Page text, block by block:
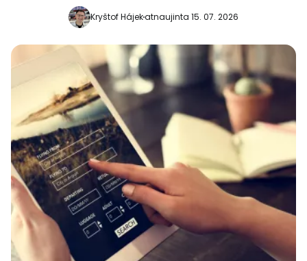
Kryštof Hájekatnaujinta 15. 07. 2026
Tęsti el. paštu